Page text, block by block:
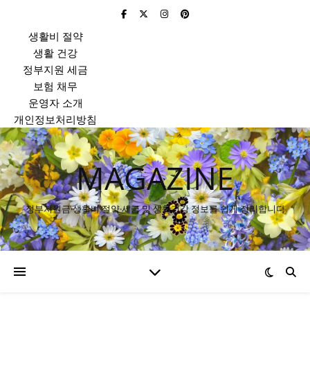
생활비 절약
생활 건강
정부지원 세금
보험 채무
운영자 소개
개인정보처리방침
MAGAZINE
정부지원금·생활비 절약·세금 및 생활건강 정보를 쉽게 정리합니다